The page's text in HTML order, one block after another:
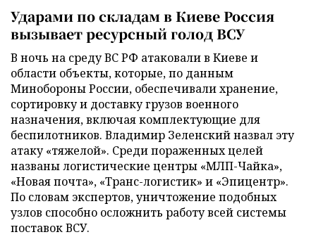
Ударами по складам в Киеве Россия
вызывает ресурсный голод ВСУ
В ночь на среду ВС РФ атаковали в Киеве и
области объекты, которые, по данным
Минобороны России, обеспечивали хранение,
сортировку и доставку грузов военного
назначения, включая комплектующие для
беспилотников. Владимир Зеленский назвал эту
атаку «тяжелой». Среди пораженных целей
названы логистические центры «МЛП-Чайка»,
«Новая почта», «Транс-логистик» и «Эпицентр».
По словам экспертов, уничтожение подобных
узлов способно осложнить работу всей системы
поставок ВСУ.